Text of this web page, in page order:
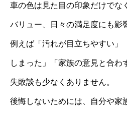
車の色は見た目の印象だけでな
バリュー、日々の満足度にも影
例えば「汚れが目立ちやすい」
しまった」「家族の意見と合わ
失敗談も少なくありません。
後悔しないためには、自分や家